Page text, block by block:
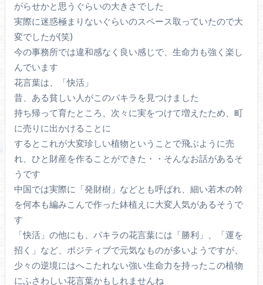
がらせかと思うぐらいの大きさでした
実際に迷惑極まりないぐらいのスペース取っていたので大
変でしたが(笑)
今の事務所では違和感なく良い感じで、生命力も強く楽し
んでいます
花言葉は、「快活」
昔、ある貧しい人がこのパキラを見つけました
持ち帰って育たところ、次々に実をつけて増えたため、町
に売りに出かけることに
するとこれが大変珍しい植物ということで飛ぶように売
れ、ひと財産を作ることができた・・そんなお話があるそ
うです
中国では実際に「発財樹」などとも呼ばれ、細い若木の幹
を何本も編みこんで作った鉢植えに大変人気があるそうで
す
「快活」の他にも、パキラの花言葉には「勝利」、「運を
招く」など、ポジティブで元気なものが多いようですが、
少々の逆境にはへこたれない強い生命力を持ったこの植物
にふさわしい花言葉かもしれませんね